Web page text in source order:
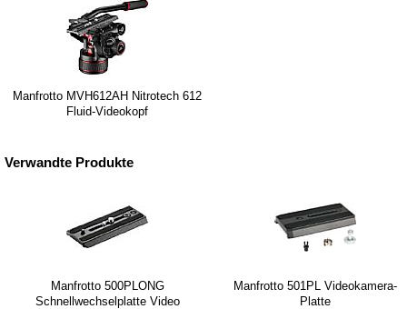
Manfrotto MVH612AH Nitrotech 612
Fluid-Videokopf
Verwandte Produkte
Manfrotto 500PLONG
Schnellwechselplatte Video
Manfrotto 501PL Videokamera-
Platte